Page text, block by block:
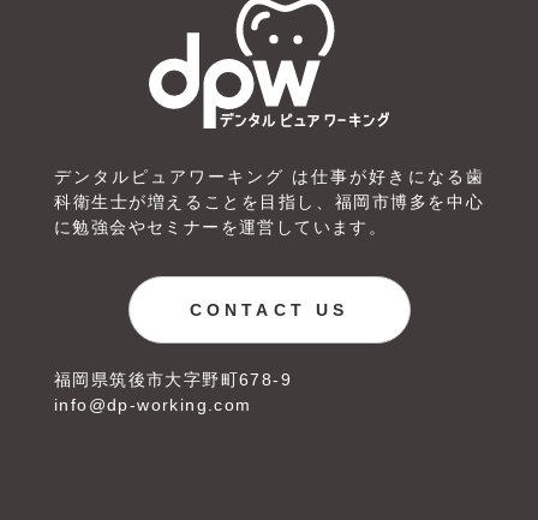
デンタルピュアワーキング は仕事が好きになる歯
科衛生士が増えることを 目指し、福岡市博多を中心
に勉強会やセミナーを運営しています。
CONTACT US
福岡県筑後市大字野町678-9
info@dp-working.com